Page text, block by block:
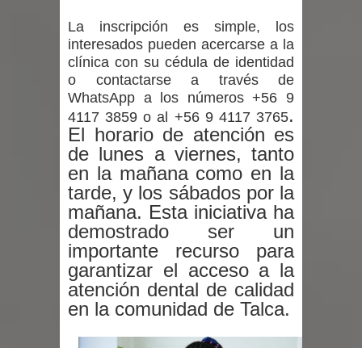
Del anime al K-pop: especialistas U.
de Chile analizan el creciente interés
por las culturas japonesa y coreana
Municipalidad de Curicó recuerda a la
comunidad el pago de la segunda
cuota del permiso de circulación a
quienes corresponda
La inscripción es simple, los
interesados pueden acercarse a la
clínica con su cédula de identidad
o contactarse a través de
WhatsApp a los números +56 9
4117 3859 o al +56 9 4117 3765.
El horario de atención es
de lunes a viernes, tanto
en la mañana como en la
tarde, y los sábados por la
mañana. Esta iniciativa ha
demostrado ser un
importante recurso para
garantizar el acceso a la
atención dental de calidad
en la comunidad de Talca.